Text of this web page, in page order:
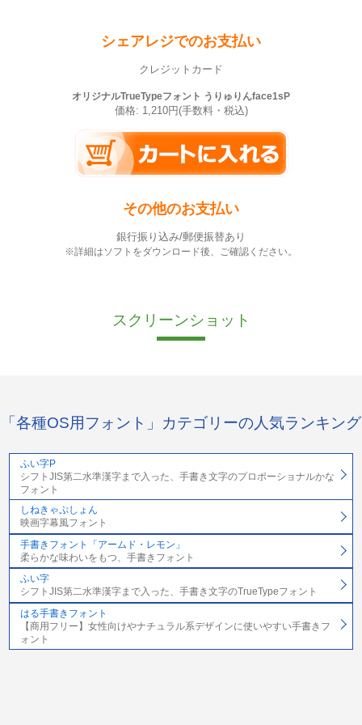
シェアレジでのお支払い
クレジットカード
オリジナルTrueTypeフォント うりゅりんface1sP
価格: 1,210円(手数料・税込)
その他のお支払い
銀行振り込み/郵便振替あり
※詳細はソフトをダウンロード後、ご確認ください。
スクリーンショット
「各種OS用フォント」カテゴリーの人気ランキング
ふい字P
シフトJIS第二水準漢字まで入った、手書き文字のプロポーショナルかな
フォント
しねきゃぷしょん
映画字幕風フォント
手書きフォント「アームド・レモン」
柔らかな味わいをもつ、手書きフォント
ふい字
シフトJIS第二水準漢字まで入った、手書き文字のTrueTypeフォント
はる手書きフォント
【商用フリー】女性向けやナチュラル系デザインに使いやすい手書きフ
ォント